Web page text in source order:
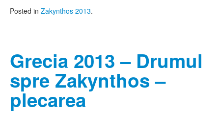
Posted in Zakynthos 2013.
Grecia 2013 – Drumul
spre Zakynthos –
plecarea